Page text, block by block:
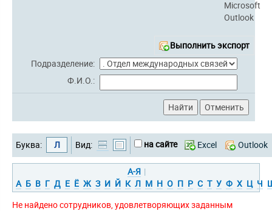
Microsoft
Outlook
Выполнить экспорт
Подразделение:
Ф.И.О.:
Буква: Л Вид: на сайте Excel Outlook
А-Я |
А Б В Г Д Е Ё Ж З И Й К Л М Н О П Р С Т У Ф Х Ц Ч
Не найдено сотрудников, удовлетворяющих заданным